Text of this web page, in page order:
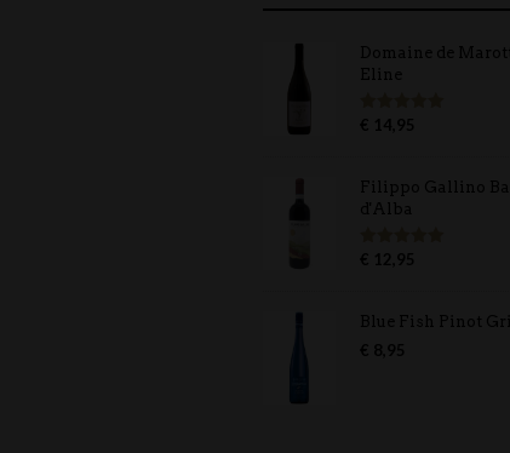
Domaine de
Eline
Gewaardeerd
€ 14,95
Filippo Gallino
d'Alba
Gewaardeerd
€ 12,95
Blue Fish Pinot
€ 8,95